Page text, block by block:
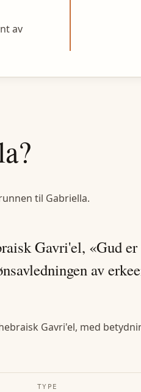
av
?
til Gabriella.
Gavri'el, «Gud
av
Gavri'el, med
TYPE